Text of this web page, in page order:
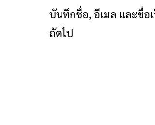
บันทึกชื่อ, อีเมล และชื่อ
ถัดไป